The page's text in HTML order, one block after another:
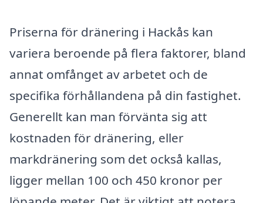
Priserna för dränering i Hackås kan
variera beroende på flera faktorer, bland
annat omfånget av arbetet och de
specifika förhållandena på din fastighet.
Generellt kan man förvänta sig att
kostnaden för dränering, eller
markdränering som det också kallas,
ligger mellan 100 och 450 kronor per